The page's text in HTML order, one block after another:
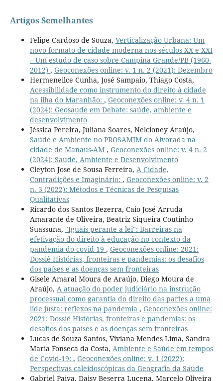
Artigos Semelhantes
Felipe Cardoso de Souza, Verticalização Urbana: Um
novo formato de cidade moderna nos séculos XX e XXI
– Um estudo de caso sobre Campina Grande/PB (1960-
2012) , Geoconexões online: v. 1 n. 2 (2021): Dezembro
Hermeneilce Cunha, José Sampaio, Thiago Costa,
Acessibilidade como instrumento do direito à cidade
na ilha do Maranhão: , Geoconexões online: v. 4 n. 1
(2024): Geosaude em Debate: saúde, ambiente e
desenvolvimento
Jéssica Pereira, Juliana Soares, Nelcioney Araújo,
Saúde e Ambiente no PROSAMIM do Alvorada na
cidade de Manaus-AM , Geoconexões online: v. 4 n. 2
(2024): Saúde, Ambiente e Desenvolvimento
Cleyton Jose de Sousa Ferreira, A Cidade,
Contradições e Imaginário: , Geoconexões online: v. 2
n. 3 (2022): Métodos e Técnicas de Pesquisas
Qualitativas
Ricardo dos Santos Bezerra, Caio José Arruda
Amarante de Oliveira, Beatriz Siqueira Coutinho
Suassuna, "Iguais perante a lei": Barreiras na
efetivação do direito à educação no contexto da
pandemia do covid-19 , Geoconexões online: 2021:
Dossiê Histórias, fronteiras e pandemias: os desafios
dos países e as doenças sem fronteiras
Gisele Amaral Moura de Araújo, Diego Moura de
Araújo, A atuação do poder judiciário na instrução
processual como garantia do direito das partes a uma
lide justa: reflexos na pandemia , Geoconexões online:
2021: Dossiê Histórias, fronteiras e pandemias: os
desafios dos países e as doenças sem fronteiras
Lucas de Souza Santos, Viviana Mendes Lima, Sandra
Maria Fonseca da Costa, Ambiente e Saúde em tempos
de Covid-19: , Geoconexões online: v. 1 (2022):
Perspectivas caleidoscópicas da Geografia da Saúde
Gabriel Paiva, Daisy Beserra Lucena, Marcelo Oliveira